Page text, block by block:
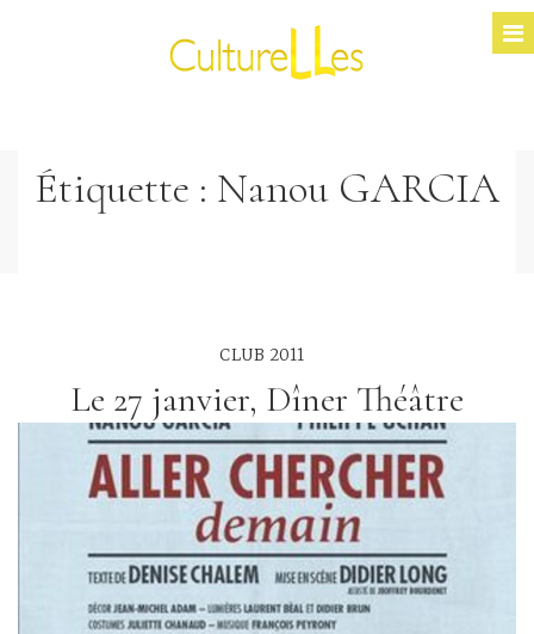
Étiquette : Nanou GARCIA
CLUB 2011
Le 27 janvier, Dîner Théâtre